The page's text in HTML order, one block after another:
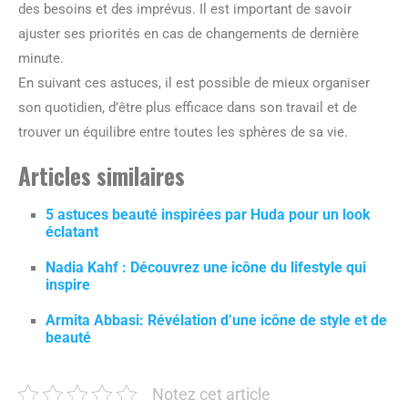
des besoins et des imprévus. Il est important de savoir
ajuster ses priorités en cas de changements de dernière
minute.
En suivant ces astuces, il est possible de mieux organiser
son quotidien, d’être plus efficace dans son travail et de
trouver un équilibre entre toutes les sphères de sa vie.
Articles similaires
5 astuces beauté inspirées par Huda pour un look
éclatant
Nadia Kahf : Découvrez une icône du lifestyle qui
inspire
Armita Abbasi: Révélation d’une icône de style et de
beauté
Notez cet article